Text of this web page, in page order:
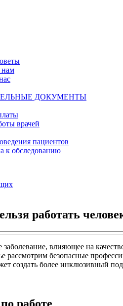
ДОКУМЕНТЫ
врачей
пациентов
к обследованию
работать
влияющее на
рассмотрим безопасные
создать более инклюзивный
работе